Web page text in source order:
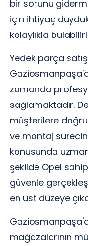
bir sorunu
için ihtiyaç
kolaylıkla
Yedek parça
zamanda
sağlamaktadır.
müşterilere
ve montaj
konusunda
şekilde Opel
güvenle
en üst düzeye
mağazalarının